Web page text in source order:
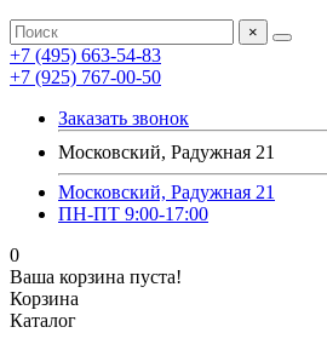
×
+7 (495) 663-54-83
+7 (925) 767-00-50
Заказать звонок
Московский, Радужная 21
Московский, Радужная 21
ПН-ПТ 9:00-17:00
0
Ваша корзина пуста!
Корзина
Каталог